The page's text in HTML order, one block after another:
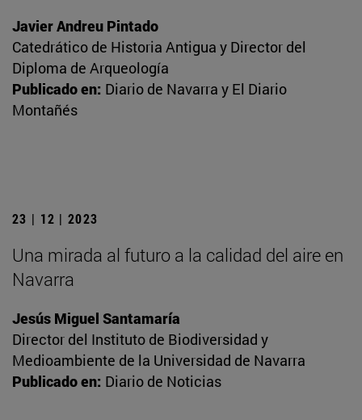
Javier Andreu Pintado
Catedrático de Historia Antigua y Director del
Diploma de Arqueología
Publicado en: Diario de Navarra y El Diario
Montañés
23 | 12 | 2023
Una mirada al futuro a la calidad del aire en
Navarra
Jesús Miguel Santamaría
Director del Instituto de Biodiversidad y
Medioambiente de la Universidad de Navarra
Publicado en: Diario de Noticias